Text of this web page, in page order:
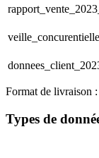
Format de livraison :
Types de